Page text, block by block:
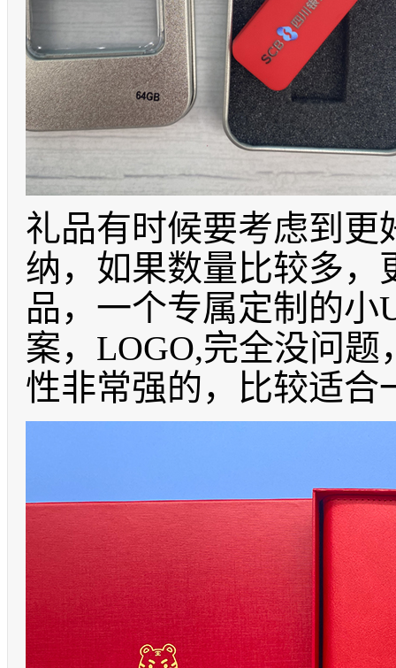
礼品有时候要考虑到更
纳，如果数量比较多，
品，一个专属定制的小
案， LOGO,完全没问题
性非常强的，比较适合